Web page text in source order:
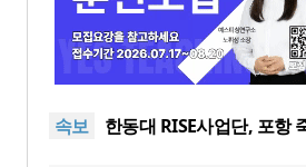
속보
느헤미야 연합기도회, ‘왕
위해 합심
희망의 미래를 향하여”
한동대 RISE사업단, 포항